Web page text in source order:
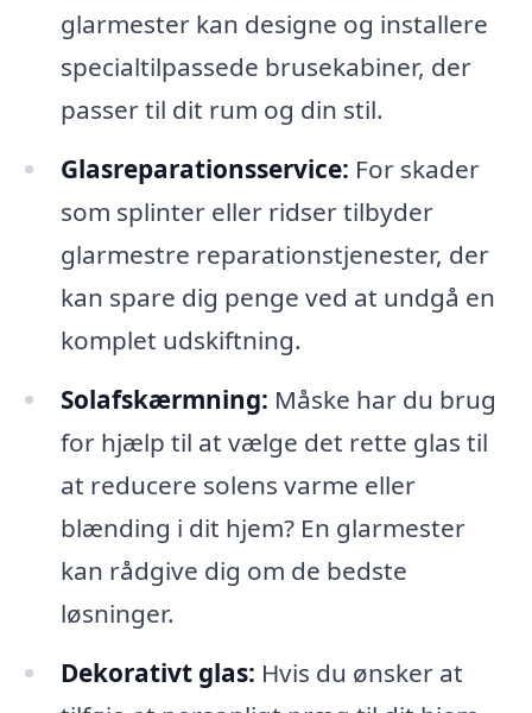
glarmester kan designe og installere
specialtilpassede brusekabiner, der
passer til dit rum og din stil.
Glasreparationsservice: For skader
som splinter eller ridser tilbyder
glarmestre reparationstjenester, der
kan spare dig penge ved at undgå en
komplet udskiftning.
Solafskærmning: Måske har du brug
for hjælp til at vælge det rette glas til
at reducere solens varme eller
blænding i dit hjem? En glarmester
kan rådgive dig om de bedste
løsninger.
Dekorativt glas: Hvis du ønsker at